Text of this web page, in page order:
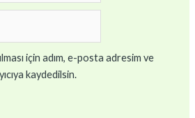
için adım, e-posta adresim ve
kaydedilsin.